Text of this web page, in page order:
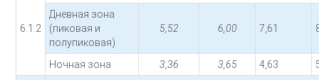
6.1.2
Дневная зона
(пиковая и
полупиковая)
5,52 6,00 7,61
Ночная зона 3,36 3,65 4,63